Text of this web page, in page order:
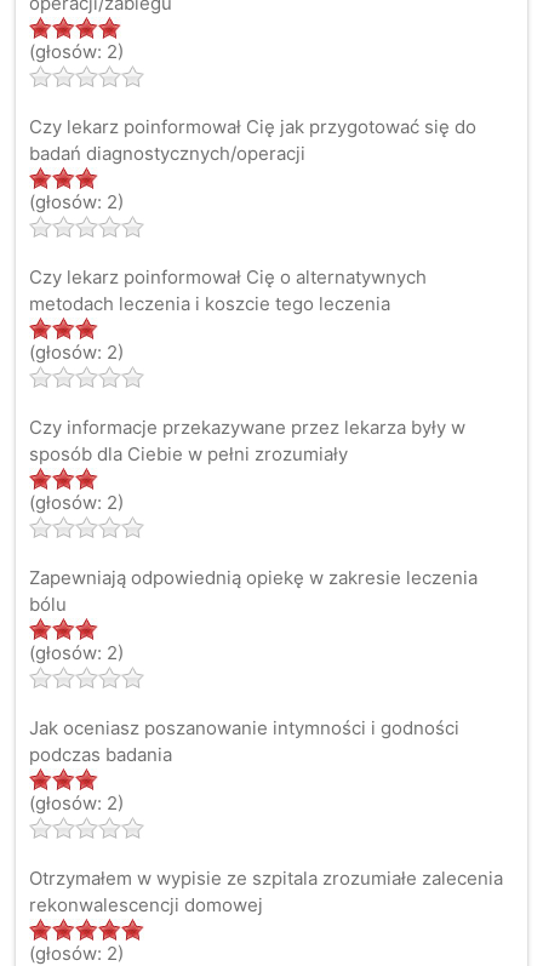
(głosów: 2)
Czy lekarz poinformował Cię jak przygotować się do
badań diagnostycznych/operacji
(głosów: 2)
Czy lekarz poinformował Cię o alternatywnych
metodach leczenia i koszcie tego leczenia
(głosów: 2)
Czy informacje przekazywane przez lekarza były w
sposób dla Ciebie w pełni zrozumiały
(głosów: 2)
Zapewniają odpowiednią opiekę w zakresie leczenia
bólu
(głosów: 2)
Jak oceniasz poszanowanie intymności i godności
podczas badania
(głosów: 2)
Otrzymałem w wypisie ze szpitala zrozumiałe zalecenia
rekonwalescencji domowej
(głosów: 2)